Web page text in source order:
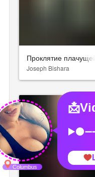
Проклятие плачущей
Joseph Bishara